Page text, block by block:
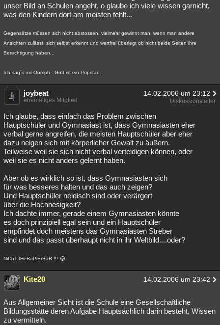
unser Bild an Schulen angeht, o glaube ich viele wissen garnicht,
was den Kindern dort am meisten fehlt...
Gegensätze müssen sich nicht abstossen, vielmehr gewinnt man, wenn man andere
Ansichten zulässt, sich selbst erkennt und wertfrei überlegt ob nicht beide Seiten ihre
Berechtigung haben...
Ich sag´s mit Oomph : Gott ist ein Popstar...
joybeat 14.02.2006 um 23:12
ehemaliges Mitglied Diskussionsleiter
Ich glaube, dass einfach das Problem zwischen
Hauptschüler und Gymnasiast ist, dass Gymnasiasten eher
verbal gerne angreifen, die meisten Hauptschüler aber eher
dazu neigen sich mit körperlicher Gewalt zu äußern.
Teilweise weil sie sich nicht verbal verteidigen können, oder
weil sie es nicht anders gelernt haben.
Aber ob es wirklich so ist, dass Gymnasiasten sich
für was besseres halten und das auch zeigen?
Und Hauptschüler neidisch sind oder verärgert
über die Hochnesigkeit?
Ich dachte immer, gerade einem Gymnasiasten könnte
es doch prinzipiell egal sein und ein Hauptschüler
empfindet doch meistens das Gymnasiasten Streber
sind und das passt überhaupt nicht in ihr Weltbild....oder?
NiChT tHeRaPiErBaR !!!
Kite20 14.02.2006 um 23:42
Aus Allgemeiner Sicht ist die Schule eine Gesellschaftliche
Bildungsstätte deren Aufgabe Hauptsächlich darin besteht, Wissen
zu vermitteln.